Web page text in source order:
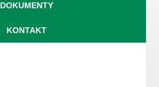
DOKUMENTY
KONTAKT